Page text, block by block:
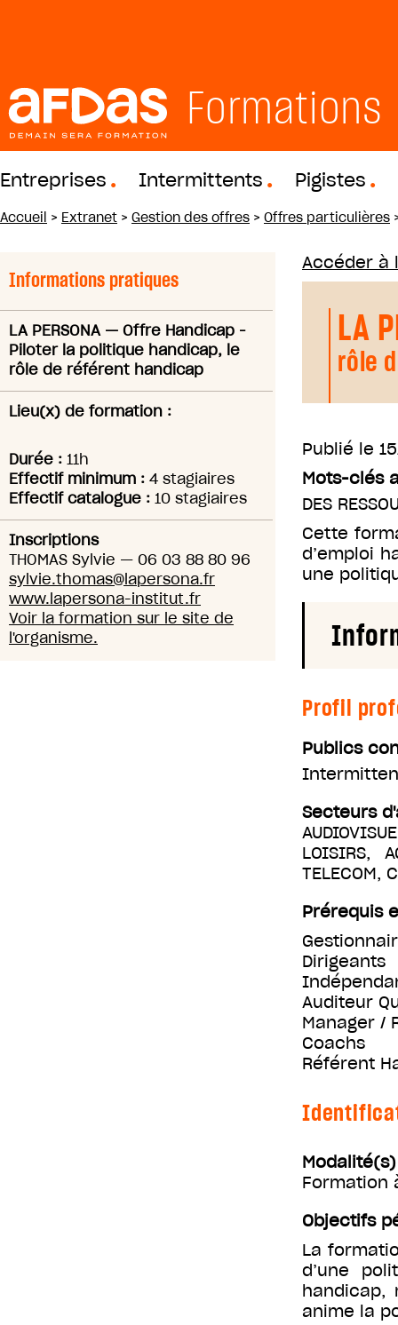
Formations
Entreprises Intermittents Pigistes
Accueil > Extranet > Gestion des offres > Offres particulières
Informations pratiques
LA PERSONA— Offre Handicap -
Piloter la politique handicap, le
rôle de référent handicap
Lieu(x) de formation :
Durée : 11h
Effectif minimum : 4 stagiaires
Effectif catalogue : 10 stagiaires
Inscriptions
THOMAS Sylvie — 06 03 88 80 96
sylvie.thomas@lapersona.fr
www.lapersona-institut.fr
Voir la formation sur le site de
l'organisme.
Accéder à
LA
rôle
Publié le
Mots-clés
DES
Cette
d’emploi
une
Profil
Publics
Secteurs
LOISIRS,
TELECOM,
Prérequis
Dirigeants
Auditeur
Manager /
Coachs
Référent
Formation
Objectifs
La
d’une
handicap,
anime la